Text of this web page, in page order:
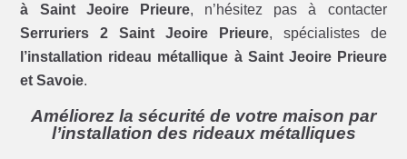
à Saint Jeoire Prieure, n’hésitez pas à contacter
Serruriers 2 Saint Jeoire Prieure, spécialistes de
l’installation rideau métallique à Saint Jeoire Prieure
et Savoie.
Améliorez la sécurité de votre maison par
l’installation des rideaux métalliques